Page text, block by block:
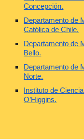
Concepción.
Departamento de
Católica de Chile.
Departamento de
Bello.
Departamento de
Norte.
Instituto de
O’Higgins.